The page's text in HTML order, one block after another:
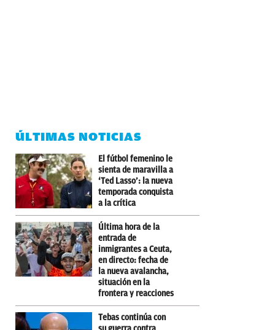
ÚLTIMAS NOTICIAS
El fútbol femenino le
sienta de maravilla a
‘Ted Lasso’: la nueva
temporada conquista
a la crítica
Última hora de la
entrada de
inmigrantes a Ceuta,
en directo: fecha de
la nueva avalancha,
situación en la
frontera y reacciones
Tebas continúa con